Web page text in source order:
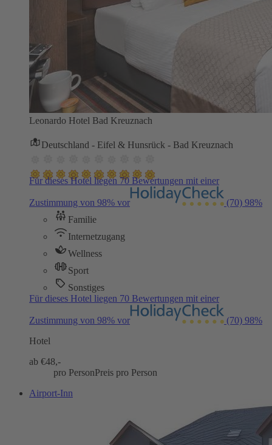
Leonardo Hotel Bad Kreuznach
Deutschland - Eifel & Hunsrück - Bad Kreuznach
Für dieses Hotel liegen 70 Bewertungen mit einer
Zustimmung von 98% vor (70) 98%
Familie
Internetzugang
Wellness
Sport
Sonstiges
Für dieses Hotel liegen 70 Bewertungen mit einer
Zustimmung von 98% vor (70) 98%
Hotel
ab €48,-
pro PersonPreis pro Person
Airport-Inn